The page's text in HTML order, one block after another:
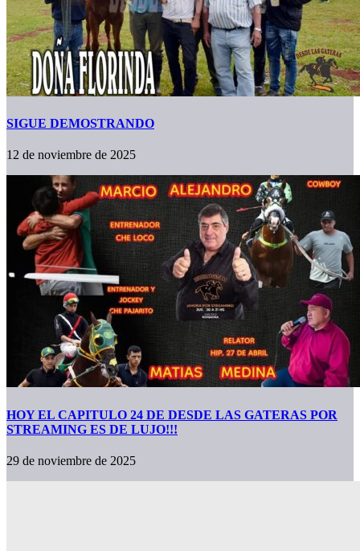
SIGUE DEMOSTRANDO
12 de noviembre de 2025
HOY EL CAPITULO 24 DE DESDE LAS GATERAS POR
STREAMING ES DE LUJO!!!
29 de noviembre de 2025